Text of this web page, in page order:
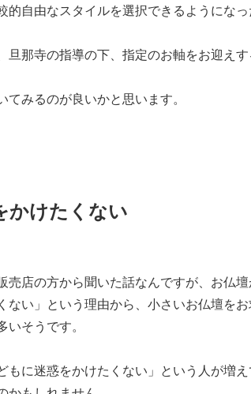
的自由なスタイルを選択できるようにな
旦那寺の指導の下、指定のお軸をお迎え
みるのが良いかと思います。
かけたくない
売店の方から聞いた話なんですが、お仏
ない」という理由から、小さいお仏壇を
そうです。
もに迷惑をかけたくない」という人が増え